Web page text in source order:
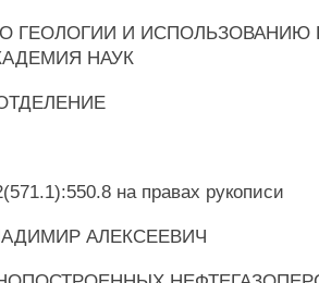
ГЕОЛОГИИ И ИСПОЛЬЗОВАНИЮ
НАУК
на правах рукописи
АЛЕКСЕЕВИЧ